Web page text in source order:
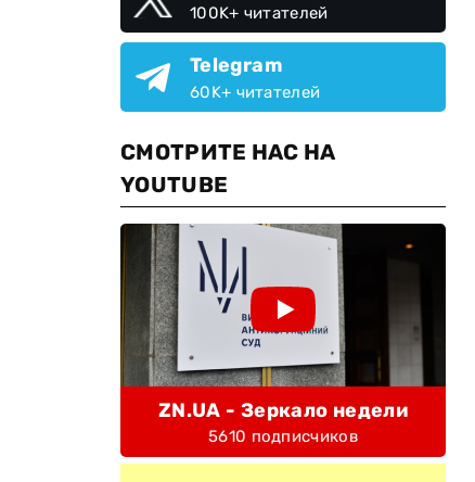
100K+ читателей
Telegram
60K+ читателей
СМОТРИТЕ НАС НА
YOUTUBE
ZN.UA - Зеркало недели
5610 подписчиков